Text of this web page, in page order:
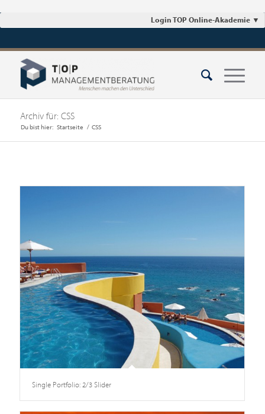
Login TOP Online-Akademie ▼
Archiv für: CSS
Du bist hier: Startseite / CSS
Single Portfolio: 2/3 Slider